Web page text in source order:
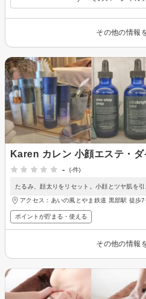
その他の情報
Karen カレン 小顔エステ・ダ
-
(-件)
たるみ、顔太りをリセット。小顔とツヤ肌を引
アクセス：あいの風とやま鉄道 黒部駅 徒歩
ポイントが貯まる・使える
その他の情報